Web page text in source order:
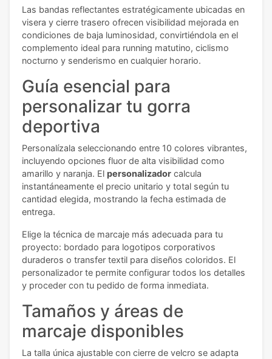
Las bandas reflectantes estratégicamente ubicadas en
visera y cierre trasero ofrecen visibilidad mejorada en
condiciones de baja luminosidad, convirtiéndola en el
complemento ideal para running matutino, ciclismo
nocturno y senderismo en cualquier horario.
Guía esencial para
personalizar tu gorra
deportiva
Personalízala seleccionando entre 10 colores vibrantes,
incluyendo opciones fluor de alta visibilidad como
amarillo y naranja. El personalizador calcula
instantáneamente el precio unitario y total según tu
cantidad elegida, mostrando la fecha estimada de
entrega.
Elige la técnica de marcaje más adecuada para tu
proyecto: bordado para logotipos corporativos
duraderos o transfer textil para diseños coloridos. El
personalizador te permite configurar todos los detalles
y proceder con tu pedido de forma inmediata.
Tamaños y áreas de
marcaje disponibles
La talla única ajustable con cierre de velcro se adapta